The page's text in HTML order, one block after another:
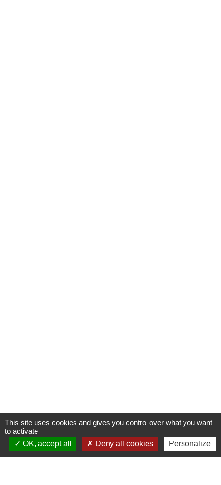
This site uses cookies and gives you control over what you want
to activate
OK, accept all
Deny all cookies Personalize